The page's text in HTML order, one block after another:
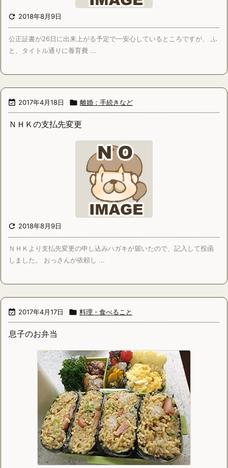
 2018年8月9日
公正証書が26日に出来上がる予定で一安心しているところですが、 ふ
と、タイトル通りに養育費 ...
 2017年4月18日  離婚：手続きなど
ＮＨＫの支払先変更
 2018年8月9日
ＮＨＫより支払先変更の申し込みハガキが届いたので、記入して投函
しました。 おっさんが依頼し ...
 2017年4月17日  料理・食べること
息子のお弁当